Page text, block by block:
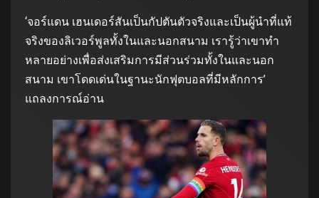
‘จอร์แดน เฮนเดอร์สันเป็นกัปตันตัวจริงและเป็นผู้นำที่แท้
จริงของลิเวอร์พูลทั้งในและนอกสนาม เรารู้ว่าเขาทำ
หลายอย่างเพื่อส่งเสริมการมีส่วนร่วมทั้งในและนอก
สนาม เขาโดดเด่นในฐานะนักฟุตบอลที่มีหลักการ’
แถลงการณ์อ่าน